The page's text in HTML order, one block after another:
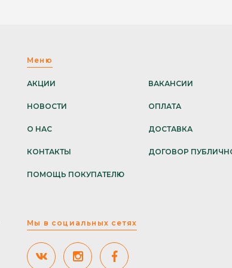
Меню
АКЦИИ
НОВОСТИ
О НАС
КОНТАКТЫ
ПОМОЩЬ ПОКУПАТЕЛЮ
ВАКАНСИИ
ОПЛАТА
ДОСТАВКА
ДОГОВОР
Мы в социальных сетях